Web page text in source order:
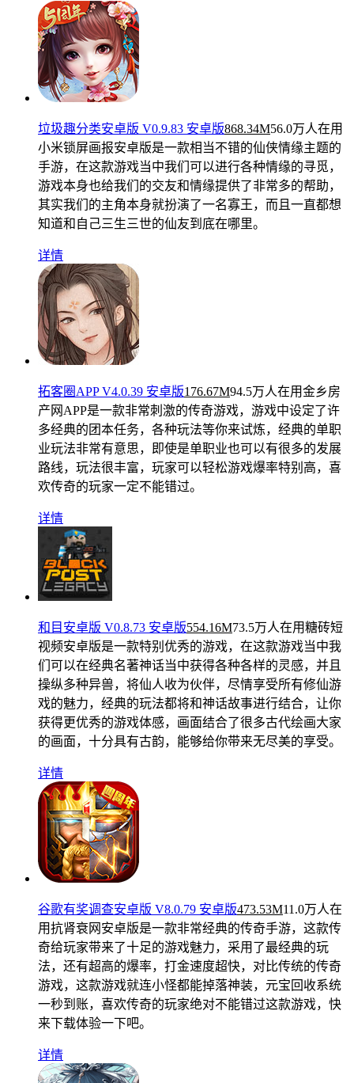
垃圾趣分类安卓版 V0.9.83 安卓版868.34M56.0万人在用
小米锁屏画报安卓版是一款相当不错的仙侠情缘主题的
手游，在这款游戏当中我们可以进行各种情缘的寻觅，
游戏本身也给我们的交友和情缘提供了非常多的帮助，
其实我们的主角本身就扮演了一名寡王，而且一直都想
知道和自己三生三世的仙友到底在哪里。
详情
拓客圈APP V4.0.39 安卓版176.67M94.5万人在用金乡房
产网APP是一款非常刺激的传奇游戏，游戏中设定了许
多经典的团本任务，各种玩法等你来试炼，经典的单职
业玩法非常有意思，即使是单职业也可以有很多的发展
路线，玩法很丰富，玩家可以轻松游戏爆率特别高，喜
欢传奇的玩家一定不能错过。
详情
和目安卓版 V0.8.73 安卓版554.16M73.5万人在用糖砖短
视频安卓版是一款特别优秀的游戏，在这款游戏当中我
们可以在经典名著神话当中获得各种各样的灵感，并且
操纵多种异兽，将仙人收为伙伴，尽情享受所有修仙游
戏的魅力，经典的玩法都将和神话故事进行结合，让你
获得更优秀的游戏体感，画面结合了很多古代绘画大家
的画面，十分具有古韵，能够给你带来无尽美的享受。
详情
谷歌有奖调查安卓版 V8.0.79 安卓版473.53M11.0万人在
用抗肾衰网安卓版是一款非常经典的传奇手游，这款传
奇给玩家带来了十足的游戏魅力，采用了最经典的玩
法，还有超高的爆率，打金速度超快，对比传统的传奇
游戏，这款游戏就连小怪都能掉落神装，元宝回收系统
一秒到账，喜欢传奇的玩家绝对不能错过这款游戏，快
来下载体验一下吧。
详情